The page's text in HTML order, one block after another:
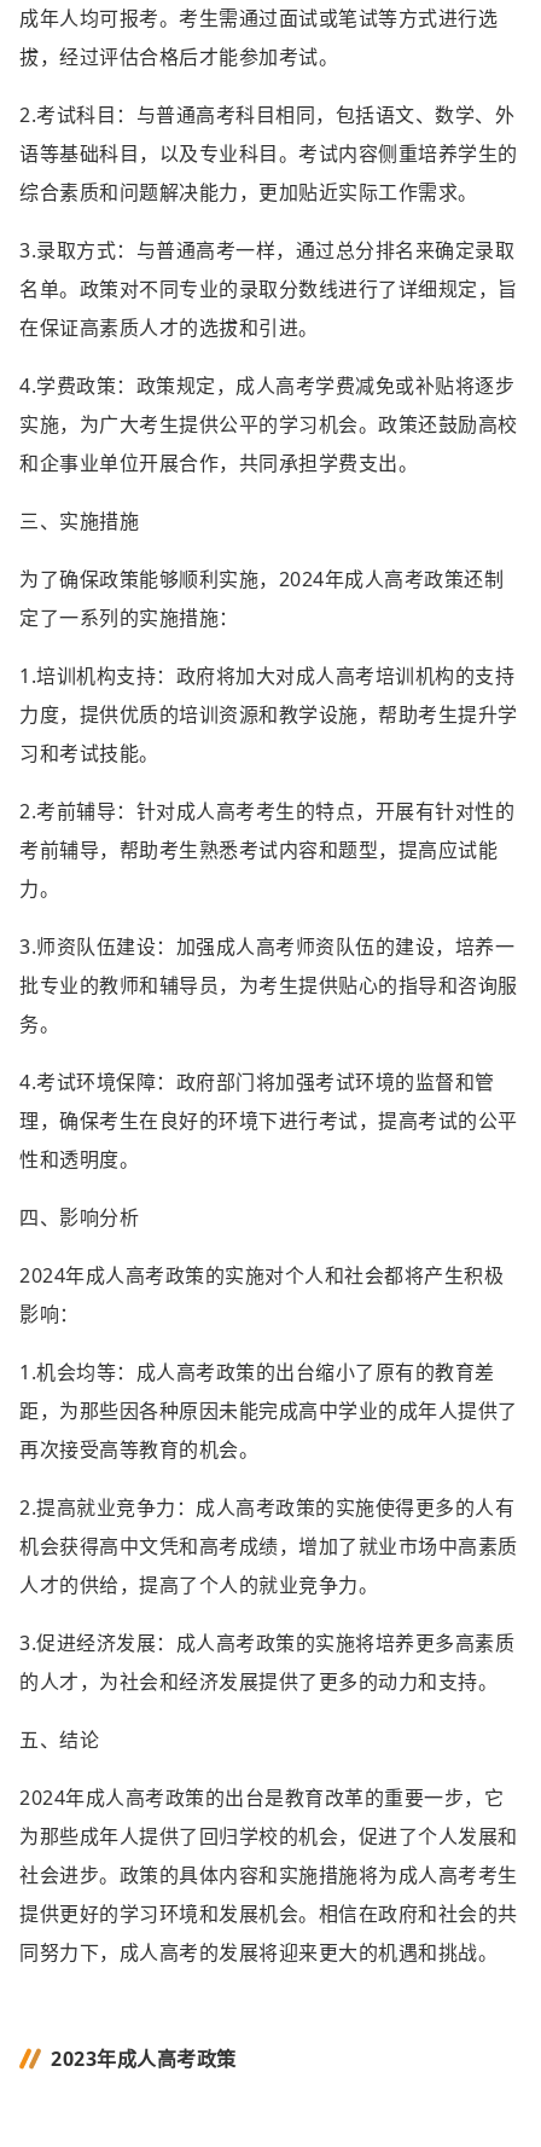
成年人均可报考。考生需通过面试或笔试等方式进行选
拔，经过评估合格后才能参加考试。
2.考试科目：与普通高考科目相同，包括语文、数学、外
语等基础科目，以及专业科目。考试内容侧重培养学生的
综合素质和问题解决能力，更加贴近实际工作需求。
3.录取方式：与普通高考一样，通过总分排名来确定录取
名单。政策对不同专业的录取分数线进行了详细规定，旨
在保证高素质人才的选拔和引进。
4.学费政策：政策规定，成人高考学费减免或补贴将逐步
实施，为广大考生提供公平的学习机会。政策还鼓励高校
和企事业单位开展合作，共同承担学费支出。
三、实施措施
为了确保政策能够顺利实施，2024年成人高考政策还制
定了一系列的实施措施：
1.培训机构支持：政府将加大对成人高考培训机构的支持
力度，提供优质的培训资源和教学设施，帮助考生提升学
习和考试技能。
2.考前辅导：针对成人高考考生的特点，开展有针对性的
考前辅导，帮助考生熟悉考试内容和题型，提高应试能
力。
3.师资队伍建设：加强成人高考师资队伍的建设，培养一
批专业的教师和辅导员，为考生提供贴心的指导和咨询服
务。
4.考试环境保障：政府部门将加强考试环境的监督和管
理，确保考生在良好的环境下进行考试，提高考试的公平
性和透明度。
四、影响分析
2024年成人高考政策的实施对个人和社会都将产生积极
影响：
1.机会均等：成人高考政策的出台缩小了原有的教育差
距，为那些因各种原因未能完成高中学业的成年人提供了
再次接受高等教育的机会。
2.提高就业竞争力：成人高考政策的实施使得更多的人有
机会获得高中文凭和高考成绩，增加了就业市场中高素质
人才的供给，提高了个人的就业竞争力。
3.促进经济发展：成人高考政策的实施将培养更多高素质
的人才，为社会和经济发展提供了更多的动力和支持。
五、结论
2024年成人高考政策的出台是教育改革的重要一步，它
为那些成年人提供了回归学校的机会，促进了个人发展和
社会进步。政策的具体内容和实施措施将为成人高考考生
提供更好的学习环境和发展机会。相信在政府和社会的共
同努力下，成人高考的发展将迎来更大的机遇和挑战。
2023年成人高考政策